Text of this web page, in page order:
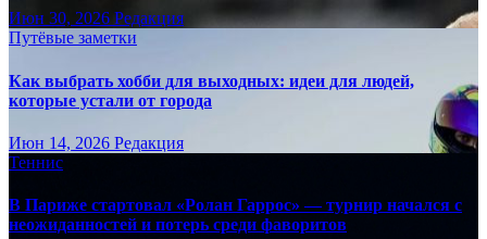
Июн 30, 2026 Редакция
Путёвые заметки
Как выбрать хобби для выходных: идеи для людей,
которые устали от города
Июн 14, 2026 Редакция
Теннис
В Париже стартовал «Ролан Гаррос» — турнир начался с
неожиданностей и потерь среди фаворитов